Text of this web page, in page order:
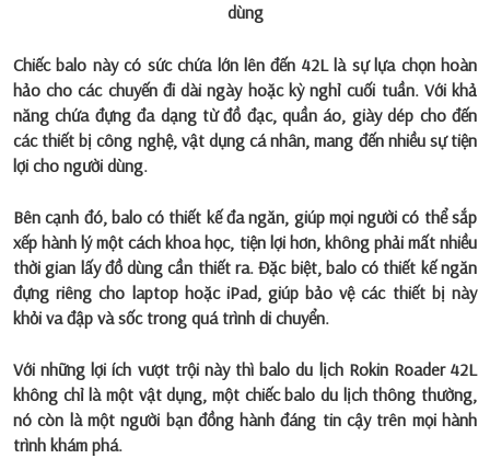
dùng
Chiếc balo này có sức chứa lớn lên đến 42L là sự lựa chọn hoàn
hảo cho các chuyến đi dài ngày hoặc kỳ nghỉ cuối tuần. Với khả
năng chứa đựng đa dạng từ đồ đạc, quần áo, giày dép cho đến
các thiết bị công nghệ, vật dụng cá nhân, mang đến nhiều sự tiện
lợi cho người dùng.
Bên cạnh đó, balo có thiết kế đa ngăn, giúp mọi người có thể sắp
xếp hành lý một cách khoa học, tiện lợi hơn, không phải mất nhiều
thời gian lấy đồ dùng cần thiết ra. Đặc biệt, balo có thiết kế ngăn
đựng riêng cho laptop hoặc iPad, giúp bảo vệ các thiết bị này
khỏi va đập và sốc trong quá trình di chuyển.
Với những lợi ích vượt trội này thì balo du lịch Rokin Roader 42L
không chỉ là một vật dụng, một chiếc balo du lịch thông thường,
nó còn là một người bạn đồng hành đáng tin cậy trên mọi hành
trình khám phá.